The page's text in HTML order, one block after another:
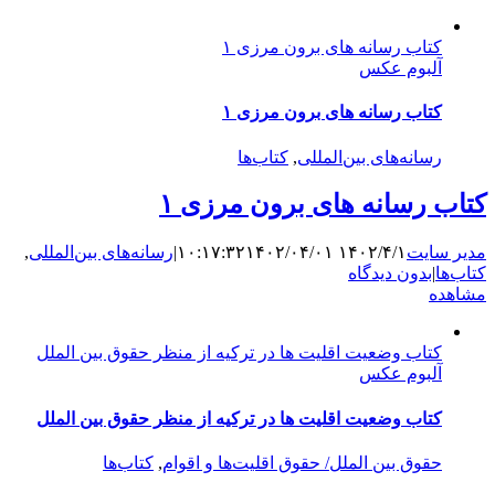
کتاب رسانه های برون مرزی ۱
آلبوم عکس
کتاب رسانه های برون مرزی ۱
رسانه‌های بین‌المللی, کتاب‌ها
کتاب رسانه های برون مرزی ۱
مدیر سایت ۱۴۰۲/۴/۱ ۱۰:۱۷:۳۲ ۱۴۰۲/۰۴/۰۱ |رسانه‌های بین‌المللی,
کتاب‌ها|بدون دیدگاه
مشاهده
کتاب وضعیت اقلیت ها در ترکیه از منظر حقوق بین الملل
آلبوم عکس
کتاب وضعیت اقلیت ها در ترکیه از منظر حقوق بین الملل
حقوق بین الملل/ حقوق اقلیت‌ها و اقوام, کتاب‌ها